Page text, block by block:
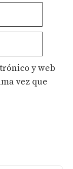
y web
vez que